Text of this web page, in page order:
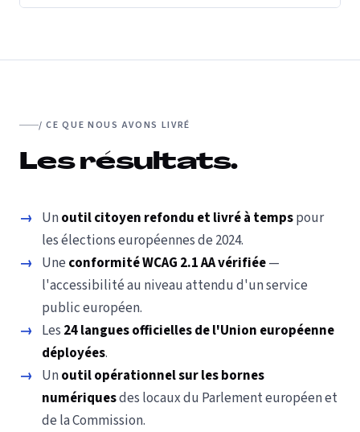
/ CE QUE NOUS AVONS LIVRÉ
Les résultats.
→ Unoutil citoyen refondu et livré à tempspour
les élections européennes de 2024.
→ Une conformité WCAG 2.1 AA vérifiée—
l'accessibilité au niveau attendu d'un service
public européen.
→ Les 24 langues officielles de l'Union européenne
déployées.
→ Unoutil opérationnel sur les bornes
numériquesdes locaux du Parlement européen et
de la Commission.